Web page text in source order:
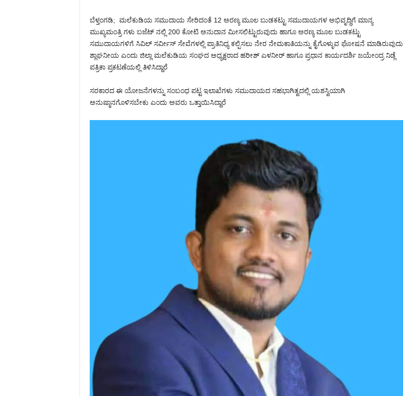
ಬೆಳ್ತಂಗಡಿ; ಮಲೆಕುಡಿಯ ಸಮುದಾಯ ಸೇರಿದಂತೆ 12 ಅರಣ್ಯ ಮೂಲ ಬುಡಕಟ್ಟು ಸಮುದಾಯಗಳ ಅಭಿವೃದ್ಧಿಗೆ ಮಾನ್ಯ
ಮುಖ್ಯಮಂತ್ರಿ ಗಳು ಬಜೆಟ್ ನಲ್ಲಿ 200 ಕೋಟಿ ಅನುದಾನ ಮೀಸಲಿಟ್ಟುರುವುದು ಹಾಗೂ ಅರಣ್ಯ ಮೂಲ ಬುಡಕಟ್ಟು
ಸಮುದಾಯಗಳಿಗೆ ಸಿವಿಲ್ ಸರ್ವೀಸ್ ಸೇವೆಗಳಲ್ಲಿ ಪ್ರಾತಿನಿಧ್ಯ ಕಲ್ಪಿಸಲು ನೇರ ನೇಮಕಾತಿಯನ್ನು ಕೈಗೊಳ್ಳುವ ಘೋಷನೆ ಮಾಡಿರುವುದು
ಶ್ಲಾಘನೀಯ ಎಂದು ಜಿಲ್ಲಾ ಮಲೆಕುಡಿಯ ಸಂಘದ ಅಧ್ಯಕ್ಷರಾದ ಹರೀಶ್ ಎಳನೀರ್ ಹಾಗೂ ಪ್ರಧಾನ ಕಾರ್ಯದರ್ಶಿ ಜಯೇಂದ್ರ ನಿಡ್ಲೆ
ಪತ್ರಿಕಾ ಪ್ರಕಟಣೆಯಲ್ಲಿ ತಿಳಿಸಿದ್ದಾರೆ
ಸರಕಾರದ ಈ ಯೋಜನೆಗಳನ್ನು ಸಂಬಂಧ ಪಟ್ಟ ಇಲಾಖೆಗಳು ಸಮುದಾಯದ ಸಹಭಾಗಿತ್ವದಲ್ಲಿ ಯಶಸ್ವಿಯಾಗಿ
ಅನುಷ್ಠಾನಗೊಳಿಸಬೇಕು ಎಂದು ಅವರು ಒತ್ತಾಯಿಸಿದ್ದಾರೆ